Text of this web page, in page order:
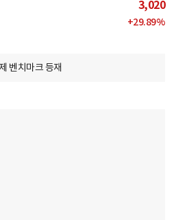
3,020
+29.89%
벤치마크 등재